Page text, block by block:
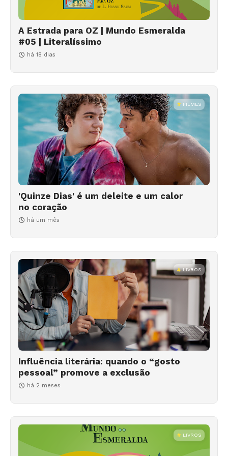
A Estrada para OZ | Mundo Esmeralda
#05 | Literalíssimo
há 18 dias
FILMES
'Quinze Dias' é um deleite e um calor
no coração
há um mês
LIVROS
Influência literária: quando o “gosto
pessoal” promove a exclusão
há 2 meses
LIVROS